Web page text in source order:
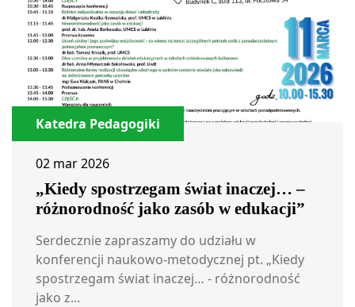
Katedra Pedagogiki
02 mar 2026
„Kiedy spostrzegam świat inaczej… –
różnorodność jako zasób w edukacji”
Serdecznie zapraszamy do udziału w
konferencji naukowo-metodycznej pt. „Kiedy
spostrzegam świat inaczej… - różnorodność
jako z...